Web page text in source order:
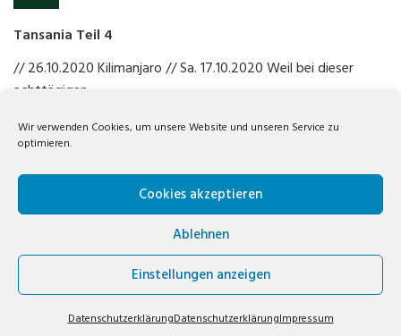
Wir verwenden Cookies, um unsere Website und unseren Service zu
optimieren.
Cookies akzeptieren
Ablehnen
Einstellungen anzeigen
DatenschutzerklärungDatenschutzerklärungImpressum
Tansania Teil 4
// 26.10.2020 Kilimanjaro // Sa. 17.10.2020 Weil bei dieser
achttägigen…
2
VOLKER WREDE// COPYRIGHT © 2019. TRAVELBIZ THEME BY
THEMES
FACEBOOK INSTAGRAM E-MAIL